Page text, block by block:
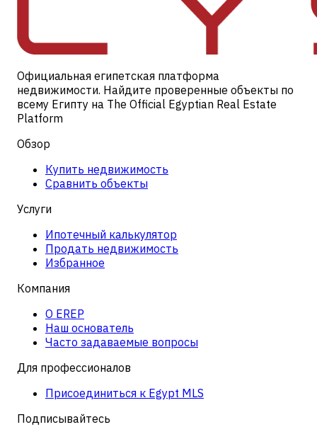
Официальная египетская платформа
недвижимости. Найдите проверенные объекты по
всему Египту на The Official Egyptian Real Estate
Platform
Обзор
Купить недвижимость
Сравнить объекты
Услуги
Ипотечный калькулятор
Продать недвижимость
Избранное
Компания
О EREP
Наш основатель
Часто задаваемые вопросы
Для профессионалов
Присоединиться к Egypt MLS
Подписывайтесь